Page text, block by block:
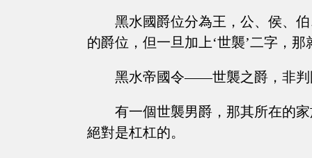
黑水國爵位分為王，公、侯、
的爵位，但一旦加上‘世襲’二字，
黑水帝國令——世襲之爵，非判
有一個世襲男爵，那其所在的
絕對是杠杠的。